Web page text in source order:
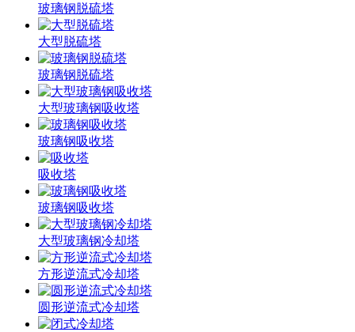
玻璃钢脱硫塔
大型脱硫塔
玻璃钢脱硫塔
大型玻璃钢吸收塔
玻璃钢吸收塔
吸收塔
玻璃钢吸收塔
大型玻璃钢冷却塔
方形逆流式冷却塔
圆形逆流式冷却塔